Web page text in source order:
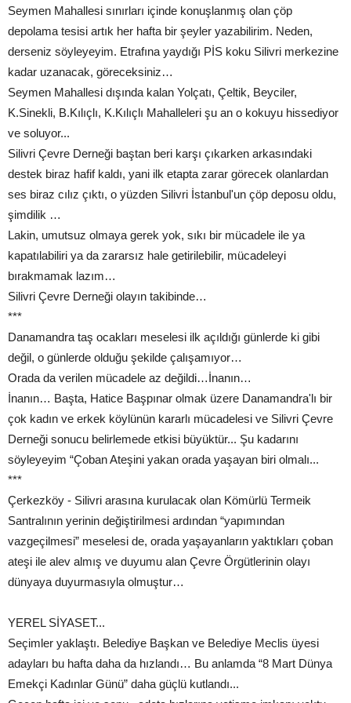
Seymen Mahallesi sınırları içinde konuşlanmış olan çöp
depolama tesisi artık her hafta bir şeyler yazabilirim. Neden,
derseniz söyleyeyim. Etrafına yaydığı PİS koku Silivri merkezine
kadar uzanacak, göreceksiniz…
Seymen Mahallesi dışında kalan Yolçatı, Çeltik, Beyciler,
K.Sinekli, B.Kılıçlı, K.Kılıçlı Mahalleleri şu an o kokuyu hissediyor
ve soluyor...
Silivri Çevre Derneği baştan beri karşı çıkarken arkasındaki
destek biraz hafif kaldı, yani ilk etapta zarar görecek olanlardan
ses biraz cılız çıktı, o yüzden Silivri İstanbul'un çöp deposu oldu,
şimdilik …
Lakin, umutsuz olmaya gerek yok, sıkı bir mücadele ile ya
kapatılabiliri ya da zararsız hale getirilebilir, mücadeleyi
bırakmamak lazım…
Silivri Çevre Derneği olayın takibinde…
***
Danamandra taş ocakları meselesi ilk açıldığı günlerde ki gibi
değil, o günlerde olduğu şekilde çalışamıyor…
Orada da verilen mücadele az değildi…İnanın…
İnanın… Başta, Hatice Başpınar olmak üzere Danamandra'lı bir
çok kadın ve erkek köylünün kararlı mücadelesi ve Silivri Çevre
Derneği sonucu belirlemede etkisi büyüktür... Şu kadarını
söyleyeyim “Çoban Ateşini yakan orada yaşayan biri olmalı...
***
Çerkezköy - Silivri arasına kurulacak olan Kömürlü Termeik
Santralının yerinin değiştirilmesi ardından “yapımından
vazgeçilmesi” meselesi de, orada yaşayanların yaktıkları çoban
ateşi ile alev almış ve duyumu alan Çevre Örgütlerinin olayı
dünyaya duyurmasıyla olmuştur…
YEREL SİYASET...
Seçimler yaklaştı. Belediye Başkan ve Belediye Meclis üyesi
adayları bu hafta daha da hızlandı… Bu anlamda “8 Mart Dünya
Emekçi Kadınlar Günü” daha güçlü kutlandı...